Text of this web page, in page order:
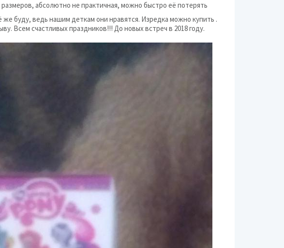
абсолютно не практичная, можно быстро её потерять
буду, ведь нашим деткам они нравятся. Изредка можно купить .
Всем счастливых праздников!!! До новых встреч в 2018 году.